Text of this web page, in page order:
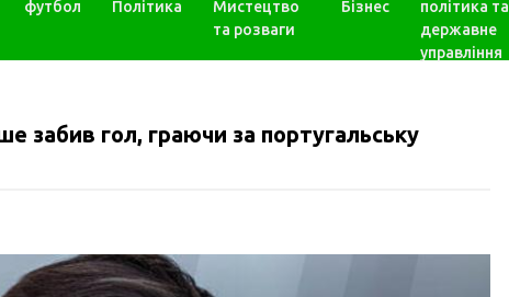
футбол Політика
Мистецтво
та розваги
Бізнес
політика та
державне
управління
забив гол, граючи за португальську